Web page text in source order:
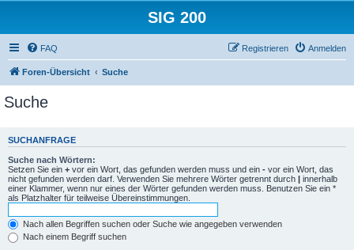
SIG 200
FAQ Anmelden
Registrieren
Foren-Übersicht Suche
Suche
SUCHANFRAGE
Suche nach Wörtern:
Setzen Sie ein + vor ein Wort, das gefunden werden muss und ein - vor ein Wort, das
nicht gefunden werden darf. Verwenden Sie mehrere Wörter getrennt durch | innerhalb
einer Klammer, wenn nur eines der Wörter gefunden werden muss. Benutzen Sie ein *
als Platzhalter für teilweise Übereinstimmungen.
Nach allen Begriffen suchen oder Suche wie angegeben verwenden
Nach einem Begriff suchen